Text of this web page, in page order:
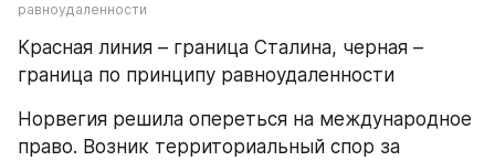
равноудаленности
Красная линия – граница Сталина, черная –
граница по принципу равноудаленности
Норвегия решила опереться на международное
право. Возник территориальный спор за